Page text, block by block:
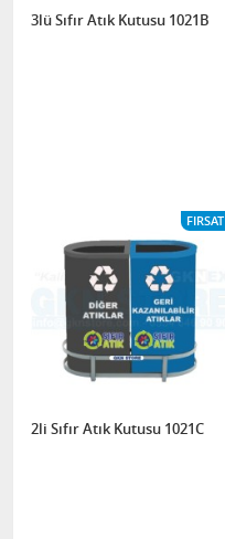
3lü Sıfır Atık Kutusu 1021B
FIRSAT
2li Sıfır Atık Kutusu 1021C